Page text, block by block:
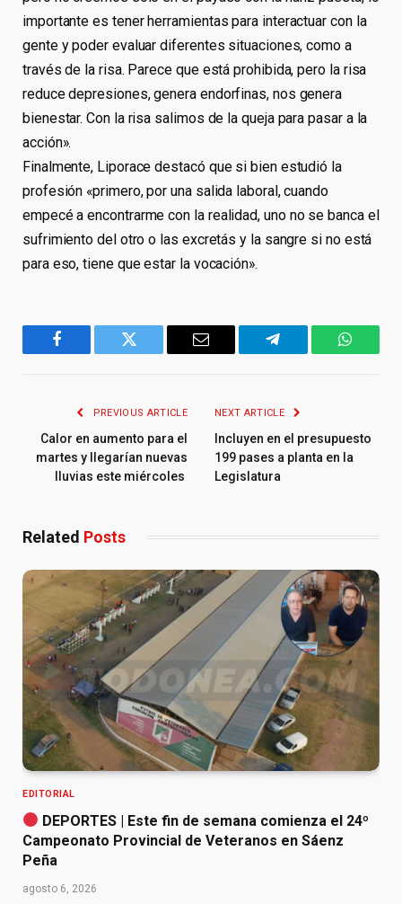
importante es tener herramientas para interactuar con la
gente y poder evaluar diferentes situaciones, como a
través de la risa. Parece que está prohibida, pero la risa
reduce depresiones, genera endorfinas, nos genera
bienestar. Con la risa salimos de la queja para pasar a la
acción».
Finalmente, Liporace destacó que si bien estudió la
profesión «primero, por una salida laboral, cuando
empecé a encontrarme con la realidad, uno no se banca el
sufrimiento del otro o las excretás y la sangre si no está
para eso, tiene que estar la vocación».
Facebook Twitter Email Telegram
PREVIOUS ARTICLE
Calor en aumento para el
martes y llegarían nuevas
lluvias este miércoles
NEXT ARTICLE
Incluyen en el presupuesto
199 pases a planta en la
Legislatura
Related Posts
EDITORIAL
DEPORTES | Este fin de semana comienza el 24º
Campeonato Provincial de Veteranos en Sáenz
Peña
agosto 6, 2026